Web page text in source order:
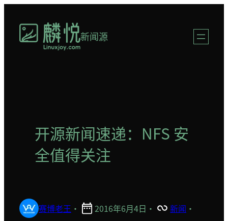
新闻源
开源新闻速递：NFS 安
全值得关注
赛博老王 · 2016年6月4日 · 新闻 ·